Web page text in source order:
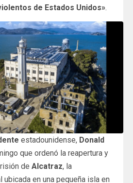
de Estados Unidos».
estadounidense, Donald
que ordenó la reapertura y
de Alcatraz, la
ubicada en una pequeña isla en